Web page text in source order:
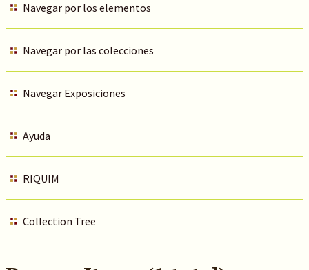
Navegar por los elementos
Navegar por las colecciones
Navegar Exposiciones
Ayuda
RIQUIM
Collection Tree